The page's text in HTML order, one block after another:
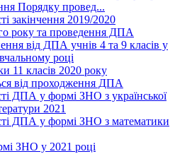
Порядку провед...
закінчення 2019/2020
року та проведення ДПА
від ДПА учнів 4 та 9 класів у
році
11 класів 2020 року
від проходження ДПА
ДПА у формі ЗНО з української
2021
ДПА у формі ЗНО з математики
ЗНО у 2021 році